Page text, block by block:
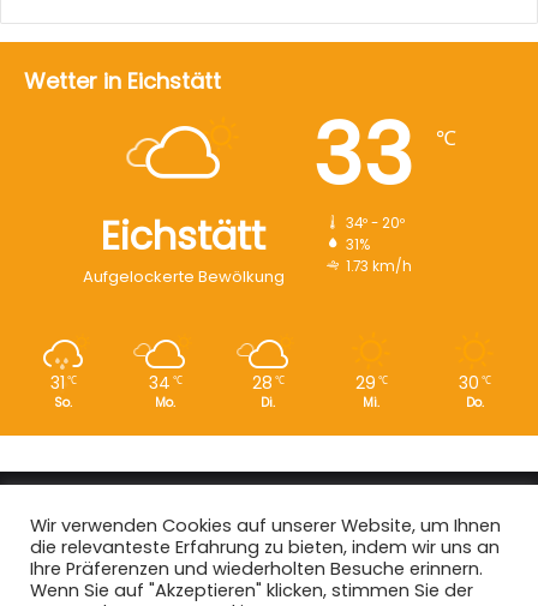
Wetter in Eichstätt
Eichstätt
Aufgelockerte Bewölkung
33 ℃
34º - 20º
31%
1.73 km/h
31 ℃
So.
34 ℃
Mo.
28 ℃
Di.
29 ℃
Mi.
30 ℃
Do.
Copyright © 2008 - 2026 EI-Live.de
| Alle Rechte vorbehalten.
Start|Datenschutz|Kontakt|Impressum
Wir verwenden Cookies auf unserer Website, um Ihnen
die relevanteste Erfahrung zu bieten, indem wir uns an
Ihre Präferenzen und wiederholten Besuche erinnern.
Wenn Sie auf "Akzeptieren" klicken, stimmen Sie der